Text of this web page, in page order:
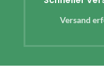
Versand